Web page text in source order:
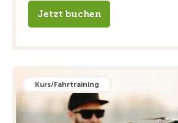
Jetzt buchen
Kurs/Fahrtraining